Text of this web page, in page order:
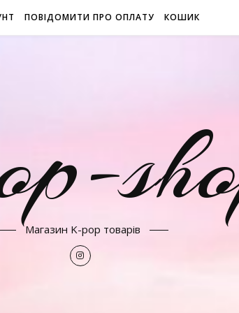
ПОВІДОМИТИ ПРО ОПЛАТУ КОШИК
Магазин K-pop товарів